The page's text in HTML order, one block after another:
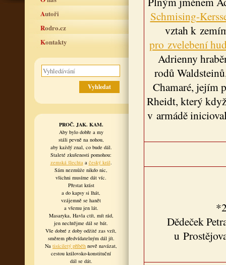
Autoři
Rodro.cz
Kontakty
PROČ. JAK. KAM.
Aby bylo dobře a my
stáli pevně na nohou,
aby každý znal, co bude dál.
Staleté zkušenosti pomohou:
zemská šlechtaa český král.
Sám nezmůže nikdo nic,
všichni musíme dát víc.
Přestat krást
a do kapsy si lhát,
vzájemně se hanět
a všemu jen lát.
Masaryka, Havla ctít, mít rád,
jen nechtějme dál se bát.
Vše dobré z doby odžité zas vzít,
směrem předvídatelným dál jít.
Na tisíciletý příběh nově navázat,
cestou královsko-konstituční
dál se dát.
Schmising-
vztah k
pro zvelebení
Adrienny
rodů
Chamaré, jejím
Rheidt, který
v armádě
Dědeček
u